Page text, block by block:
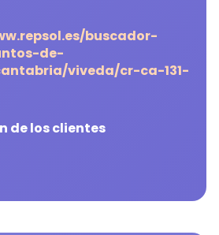
buscador-
de-
viveda/cr-ca-131-
de los clientes